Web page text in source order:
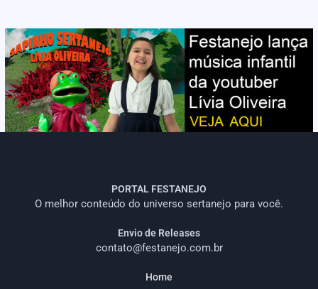
PORTAL FESTANEJO
O melhor conteúdo do universo sertanejo para você.
Envio de Releases
contato@festanejo.com.br
Home